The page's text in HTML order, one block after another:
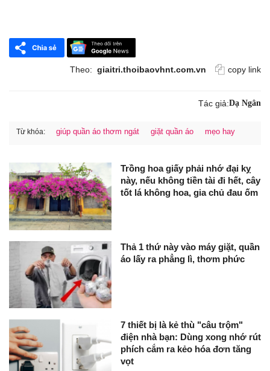
Theo: giaitri.thoibaovhnt.com.vn copy link
Tác giả:Dạ Ngân
Từ khóa: giúp quần áo thơm ngát giặt quần áo mẹo hay
Trồng hoa giấy phải nhớ đại kỵ
này, nếu không tiền tài đi hết, cây
tốt lá không hoa, gia chủ đau ốm
Thả 1 thứ này vào máy giặt, quần
áo lấy ra phẳng lì, thơm phức
7 thiết bị là kẻ thù "câu trộm"
điện nhà bạn: Dùng xong nhớ rút
phích cắm ra kẻo hóa đơn tăng
vọt